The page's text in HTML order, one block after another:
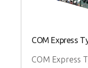
COM Express
COM Express